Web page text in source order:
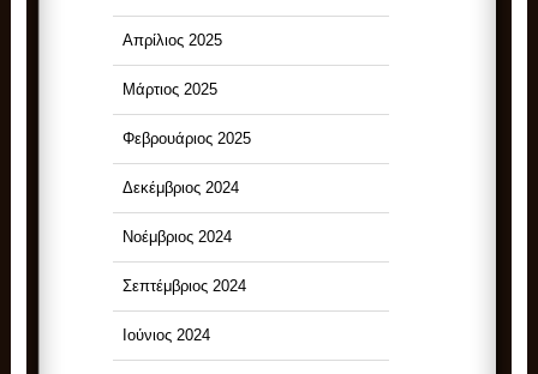
Απρίλιος 2025
Μάρτιος 2025
Φεβρουάριος 2025
Δεκέμβριος 2024
Νοέμβριος 2024
Σεπτέμβριος 2024
Ιούνιος 2024